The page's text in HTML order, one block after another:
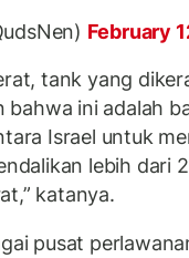
February
tank yang
bahwa ini adalah
Israel untuk
lebih dari
katanya.
pusat